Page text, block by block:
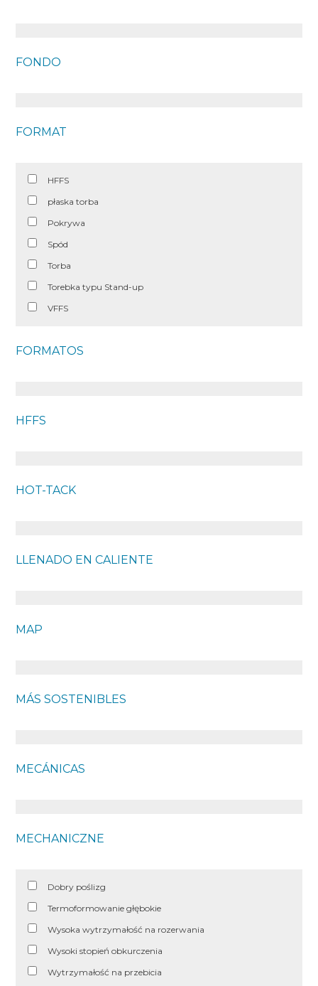
FONDO
FORMAT
HFFS
płaska torba
Pokrywa
Spód
Torba
Torebka typu Stand-up
VFFS
FORMATOS
HFFS
HOT-TACK
LLENADO EN CALIENTE
MAP
MÁS SOSTENIBLES
MECÁNICAS
MECHANICZNE
Dobry poślizg
Termoformowanie głębokie
Wysoka wytrzymałość na rozerwania
Wysoki stopień obkurczenia
Wytrzymałość na przebicia